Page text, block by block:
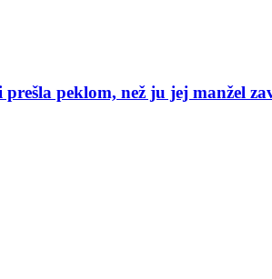
peklom, než ju jej manžel